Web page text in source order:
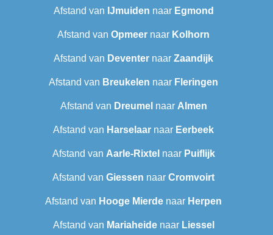
Afstand van IJmuiden naar Egmond
Afstand van Opmeer naar Kolhorn
Afstand van Deventer naar Zaandijk
Afstand van Breukelen naar Fleringen
Afstand van Dreumel naar Almen
Afstand van Harselaar naar Eerbeek
Afstand van Aarle-Rixtel naar Puiflijk
Afstand van Giessen naar Cromvoirt
Afstand van Hooge Mierde naar Herpen
Afstand van Mariaheidenaar Liessel